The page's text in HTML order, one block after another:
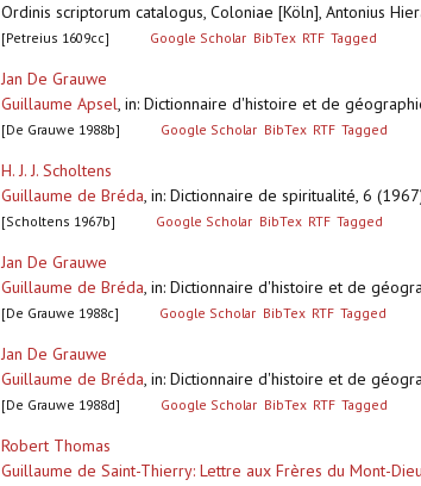
Ordinis scriptorum catalogus, Coloniae [Köln], Antonius
[Petreius 1609cc] Google Scholar BibTex RTF Tagged
Jan De Grauwe
Guillaume Apsel, in: Dictionnaire d'histoire et de
[De Grauwe 1988b] Google Scholar BibTex RTF Tagged
H. J. J. Scholtens
Guillaume de Bréda, in: Dictionnaire de spiritualité, 6
[Scholtens 1967b] Google Scholar BibTex RTF Tagged
Jan De Grauwe
Guillaume de Bréda, in: Dictionnaire d'histoire et de
[De Grauwe 1988c] Google Scholar BibTex RTF Tagged
Jan De Grauwe
Guillaume de Bréda, in: Dictionnaire d'histoire et de
[De Grauwe 1988d] Google Scholar BibTex RTF Tagged
Robert Thomas
Guillaume de Saint-Thierry: Lettre aux Frères du Mont-Dieu